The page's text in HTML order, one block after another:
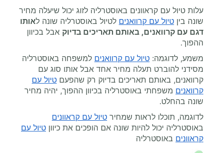
עלות טיול עם קראוונים באוסטרליה לזוג יכול שיעלה מחיר
שונה בין טיול עם קרוואנים לטיול באוסטרליה שונה לאותו
דגם עם קרוואנים, באותם תאריכים בדיוק אבל בכיוון
ההפוך.
משמע, לדוגמה: טיול עם קרוואנים למשפחה באוסטרליה
מסידני להוברט תעלה מחיר אחד אבל אותו סוג עם
קרוואנים, באותם תאריכים בדיוק רק שהפעם טיול עם
קרוואנים משפחתי באוסטרליה בכיוון ההפוך, יהיה מחיר
שונה בהחלט.
לדוגמה, תוכלו לראות שמחיר טיול עם קראוונים
באוסטרליה יכול להיות שונה אם הופכים את כיוון טיול עם
קראוונים באוסטרליה